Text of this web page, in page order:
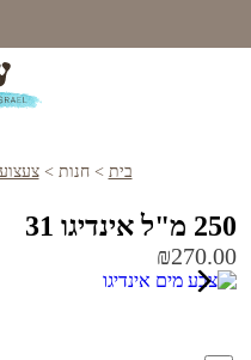
content
בית >חנות >
250 מ"ל אינדיגו 31
₪270.00